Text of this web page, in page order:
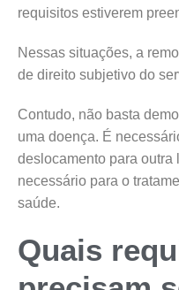
requisitos estiverem
Nessas situações, a
de direito subjetivo do
Contudo, não basta
uma doença. É
deslocamento para outra
necessário para o
saúde.
Quais